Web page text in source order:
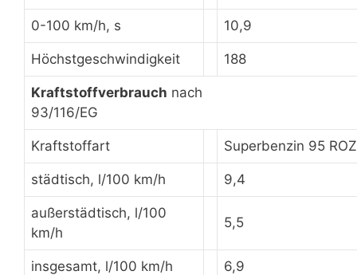
0-100 km/h, s 10,9
Höchstgeschwindigkeit 188
Kraftstoffverbrauch nach
93/116/EG
Kraftstoffart Superbenzin 95 ROZ
städtisch, l/100 km/h 9,4
außerstädtisch, l/100
km/h
5,5
insgesamt, l/100 km/h 6,9